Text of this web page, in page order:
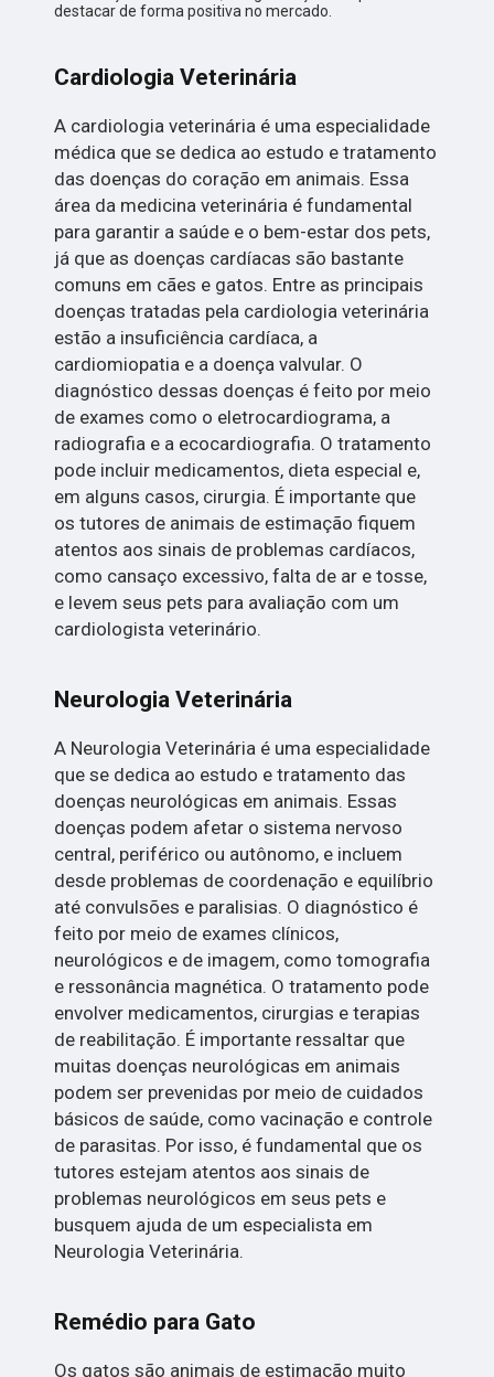
destacar de forma positiva no mercado.
Cardiologia Veterinária
A cardiologia veterinária é uma especialidade
médica que se dedica ao estudo e tratamento
das doenças do coração em animais. Essa
área da medicina veterinária é fundamental
para garantir a saúde e o bem-estar dos pets,
já que as doenças cardíacas são bastante
comuns em cães e gatos. Entre as principais
doenças tratadas pela cardiologia veterinária
estão a insuficiência cardíaca, a
cardiomiopatia e a doença valvular. O
diagnóstico dessas doenças é feito por meio
de exames como o eletrocardiograma, a
radiografia e a ecocardiografia. O tratamento
pode incluir medicamentos, dieta especial e,
em alguns casos, cirurgia. É importante que
os tutores de animais de estimação fiquem
atentos aos sinais de problemas cardíacos,
como cansaço excessivo, falta de ar e tosse,
e levem seus pets para avaliação com um
cardiologista veterinário.
Neurologia Veterinária
A Neurologia Veterinária é uma especialidade
que se dedica ao estudo e tratamento das
doenças neurológicas em animais. Essas
doenças podem afetar o sistema nervoso
central, periférico ou autônomo, e incluem
desde problemas de coordenação e equilíbrio
até convulsões e paralisias. O diagnóstico é
feito por meio de exames clínicos,
neurológicos e de imagem, como tomografia
e ressonância magnética. O tratamento pode
envolver medicamentos, cirurgias e terapias
de reabilitação. É importante ressaltar que
muitas doenças neurológicas em animais
podem ser prevenidas por meio de cuidados
básicos de saúde, como vacinação e controle
de parasitas. Por isso, é fundamental que os
tutores estejam atentos aos sinais de
problemas neurológicos em seus pets e
busquem ajuda de um especialista em
Neurologia Veterinária.
Remédio para Gato
Os gatos são animais de estimação muito